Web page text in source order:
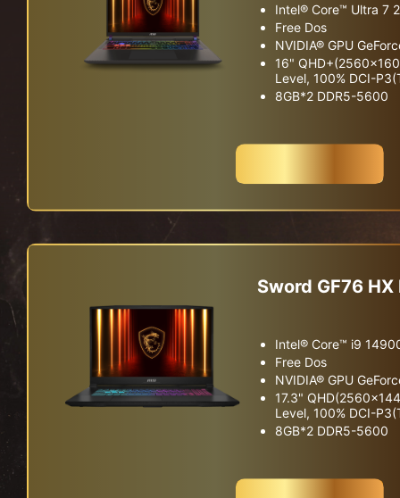
Intel® Core™ Ultra 7
Free Dos
NVIDIA® GPU
16"
Level, 100% DCI-
8GB*2 DDR5-5600
Sword GF76
Intel® Core™ i9
Free Dos
NVIDIA® GPU
17.3"
Level, 100% DCI-
8GB*2 DDR5-5600